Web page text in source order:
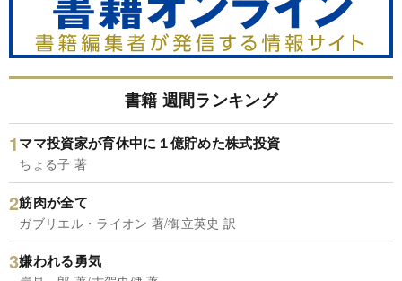
書籍 週間ランキング
ママ投資家が育休中に１億貯めた株式投資
ちょる子 著
筋肉が全て
ガブリエル・ライオン 著/御立英史 訳
嫌われる勇気